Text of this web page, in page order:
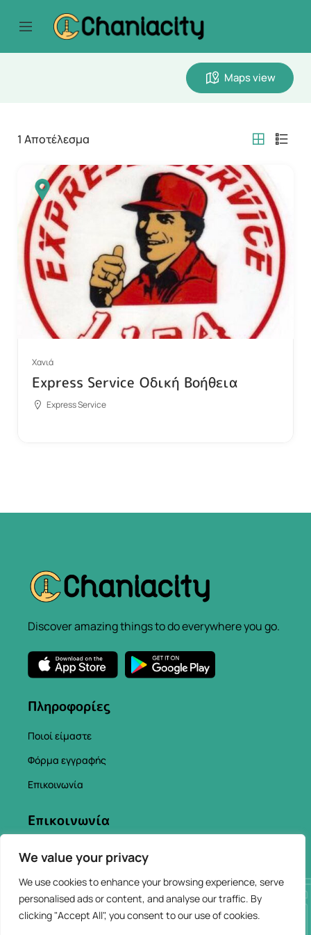
We value your privacy
We use cookies to enhance your browsing experience, serve
personalised ads or content, and analyse our traffic. By
clicking "Accept All", you consent to our use of cookies.
Maps view
1 Αποτέλεσμα
Χανιά
Express Service Οδική Βοήθεια
Express Service
Discover amazing things to do everywhere you go.
Πληροφορίες
Ποιοί είμαστε
Φόρμα εγγραφής
Επικοινωνία
Επικοινωνία
info@chaniacityapp.gr